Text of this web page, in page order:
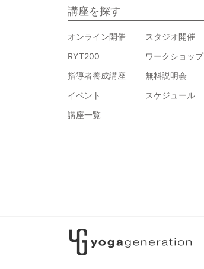
講座を探す
オンライン開催
スタジオ開催
RYT200
ワークショップ
指導者養成講座
無料説明会
イベント
スケジュール
講座一覧